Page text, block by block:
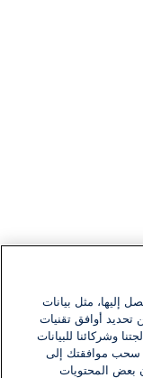
إليها، مثل بيانات
تحديد أوافق تقنيات
وشركائنا للبيانات
سحب موافقتك إلى
بعض المحتويات